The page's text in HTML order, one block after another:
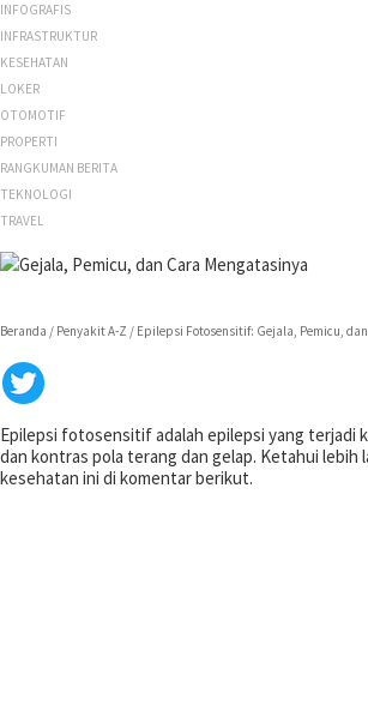
INFOGRAFIS
INFRASTRUKTUR
KESEHATAN
LOKER
OTOMOTIF
PROPERTI
RANGKUMAN BERITA
TEKNOLOGI
TRAVEL
Beranda / Penyakit A-Z / Epilepsi Fotosensitif: Gejala, Pemicu,
Epilepsi fotosensitif adalah epilepsi yang terjadi
dan kontras pola terang dan gelap. Ketahui lebih
kesehatan ini di komentar berikut.